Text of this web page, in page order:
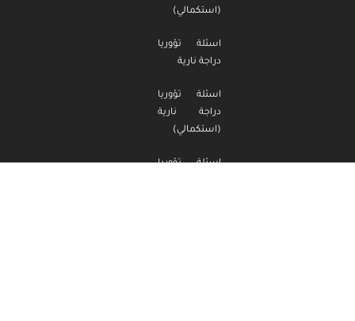
(استكمالي)
اسئلة تؤوريا
دراجة نارية
اسئلة تؤوريا
دراجة نارية
(استكمالي)
اسئلة تؤوريا